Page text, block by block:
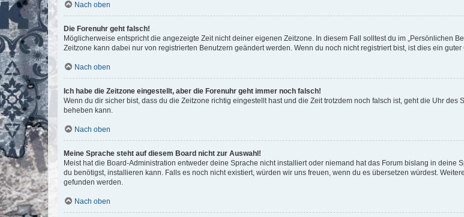
Nach oben
Die Forenuhr geht falsch!
Möglicherweise entspricht die angezeigte Zeit nicht deiner eigenen Zeitzone. In diesem Fall solltest du im „Persönlichen
Zeitzone kann dabei nur von registrierten Benutzern geändert werden. Wenn du noch nicht registriert bist, ist dies ein guter
Nach oben
Ich habe die Zeitzone eingestellt, aber die Forenuhr geht immer noch falsch!
Wenn du dir sicher bist, dass du die Zeitzone richtig eingestellt hast und die Zeit trotzdem noch falsch ist, geht die Uhr
beheben kann.
Nach oben
Meine Sprache steht auf diesem Board nicht zur Auswahl!
Meist hat die Board-Administration entweder deine Sprache nicht installiert oder niemand hat das Forum bislang in deine
du benötigst, installieren kann. Falls es noch nicht existiert, würden wir uns freuen, wenn du es übersetzen würdest.
gefunden werden.
Nach oben